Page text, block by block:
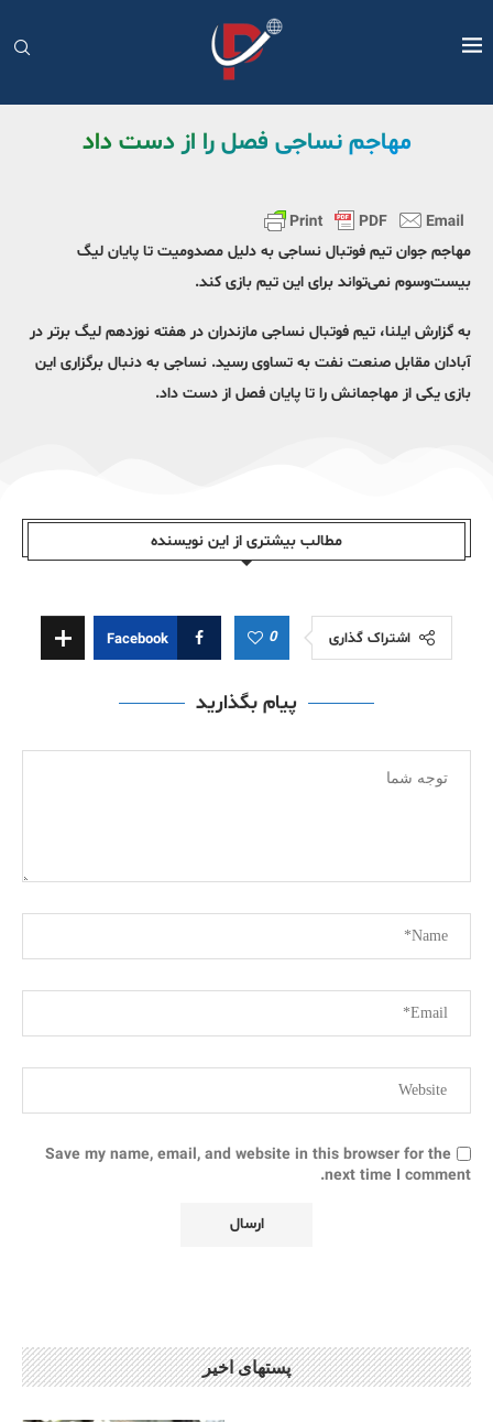
مهاجم نساجی فصل را از دست داد
مهاجم جوان تیم فوتبال نساجی به دلیل مصدومیت تا پایان لیگ
بیست‌وسوم نمی‌تواند برای این تیم بازی کند.
به گزارش ایلنا، تیم فوتبال نساجی مازندران در هفته نوزدهم لیگ برتر در
آبادان مقابل صنعت نفت به تساوی رسید. نساجی به دنبال برگزاری این
بازی یکی از مهاجمانش را تا پایان فصل از دست داد.
مطالب بیشتری از این نویسندە
اشتراک گذاری 0
Facebook
پیام بگذارید
Save my name, email, and website in this browser for the
next time I comment.
پستهای اخیر